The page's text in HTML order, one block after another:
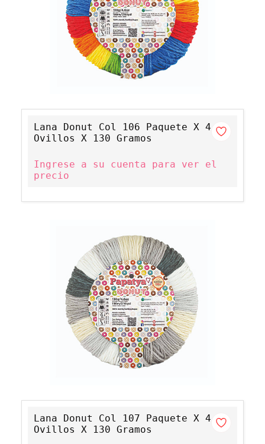
Lana Donut Col 106 Paquete X 4
Ovillos X 130 Gramos
Ingrese a su cuenta para ver el
precio
Lana Donut Col 107 Paquete X 4
Ovillos X 130 Gramos